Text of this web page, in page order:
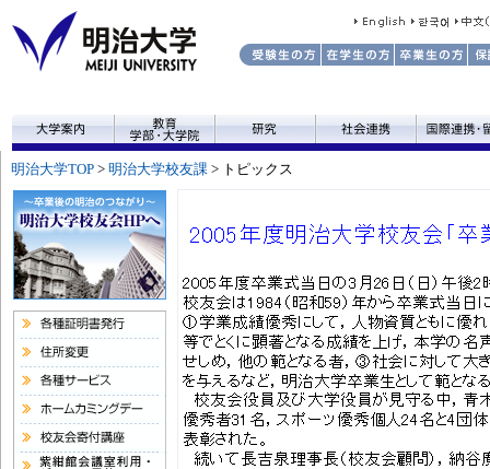
明治大学TOP > 明治大学校友課 > トピックス